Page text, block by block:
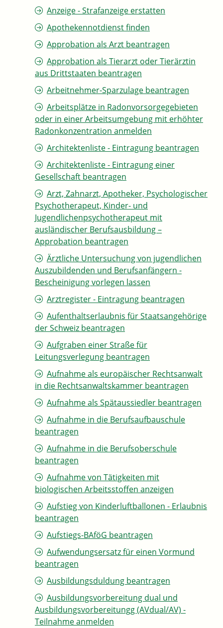
Anzeige - Strafanzeige erstatten
Apothekennotdienst finden
Approbation als Arzt beantragen
Approbation als Tierarzt oder Tierärztin
aus Drittstaaten beantragen
Arbeitnehmer-Sparzulage beantragen
Arbeitsplätze in Radonvorsorgegebieten
oder in einer Arbeitsumgebung mit erhöhter
Radonkonzentration anmelden
Architektenliste - Eintragung beantragen
Architektenliste - Eintragung einer
Gesellschaft beantragen
Arzt, Zahnarzt, Apotheker, Psychologischer
Psychotherapeut, Kinder- und
Jugendlichenpsychotherapeut mit
ausländischer Berufsausbildung –
Approbation beantragen
Ärztliche Untersuchung von jugendlichen
Auszubildenden und Berufsanfängern -
Bescheinigung vorlegen lassen
Arztregister - Eintragung beantragen
Aufenthaltserlaubnis für Staatsangehörige
der Schweiz beantragen
Aufgraben einer Straße für
Leitungsverlegung beantragen
Aufnahme als europäischer Rechtsanwalt
in die Rechtsanwaltskammer beantragen
Aufnahme als Spätaussiedler beantragen
Aufnahme in die Berufsaufbauschule
beantragen
Aufnahme in die Berufsoberschule
beantragen
Aufnahme von Tätigkeiten mit
biologischen Arbeitsstoffen anzeigen
Aufstieg von Kinderluftballonen - Erlaubnis
beantragen
Aufstiegs-BAföG beantragen
Aufwendungsersatz für einen Vormund
beantragen
Ausbildungsduldung beantragen
Ausbildungsvorbereitung dual und
Ausbildungsvorbereitungg (AVdual/AV) -
Teilnahme anmelden